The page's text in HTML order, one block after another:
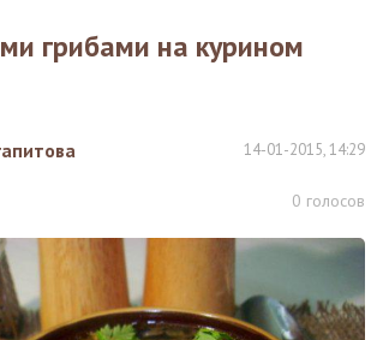
грибами на курином
14-01-2015, 14:29
0 голосов